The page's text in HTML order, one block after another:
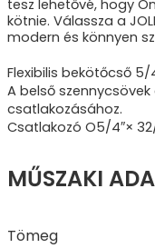
tesz lehetővé, hogy
kötnie. Válassza a
modern és könnyen
Flexibilis bekötőcső
A belső
csatlakozásához.
Csatlakozó O5/4″×
MŰSZAKI
Tömeg